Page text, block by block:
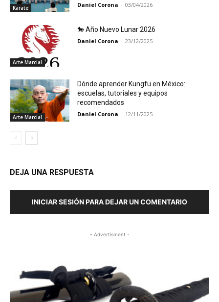
Karate Daniel Corona - 03/04/2026
Arte Marcial
🐎 Año Nuevo Lunar 2026
Daniel Corona - 23/12/2025
Arte Marcial
Dónde aprender Kungfu en México:
escuelas, tutoriales y equipos
recomendados
Daniel Corona - 12/11/2025
DEJA UNA RESPUESTA
INICIAR SESIÓN PARA DEJAR UN COMENTARIO
- Advertisment -